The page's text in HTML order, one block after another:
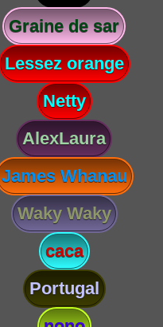
Graine de sar
Lessez orange
Netty
AlexLaura
James Whanau
Waky Waky
caca
Portugal